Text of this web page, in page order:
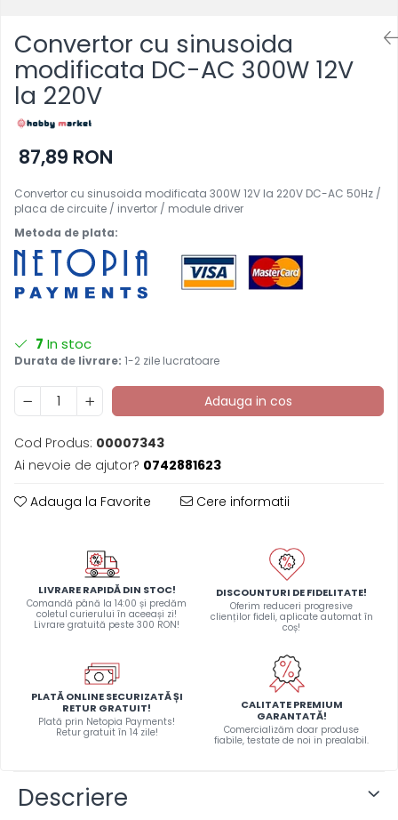
Convertor cu sinusoida
modificata DC-AC 300W 12V
la 220V
87,89 RON
Convertor cu sinusoida modificata 300W 12V la 220V DC-AC 50Hz /
placa de circuite / invertor / module driver
Metoda de plata:
7 In stoc
Durata de livrare: 1-2 zile lucratoare
Adauga in cos
Cod Produs: 00007343
Ai nevoie de ajutor? 0742881623
Adauga la Favorite Cere informatii
LIVRARE RAPIDĂ DIN STOC!
Comandă până la 14:00 și predăm
coletul curierului în aceeași zi!
Livrare gratuită peste 300 RON!
DISCOUNTURI DE FIDELITATE!
Oferim reduceri progresive
clienților fideli, aplicate automat în
coș!
PLATĂ ONLINE SECURIZATĂ ȘI
RETUR GRATUIT!
Plată prin Netopia Payments!
Retur gratuit în 14 zile!
CALITATE PREMIUM
GARANTATĂ!
Comercializăm doar produse
fiabile, testate de noi in prealabil.
Descriere